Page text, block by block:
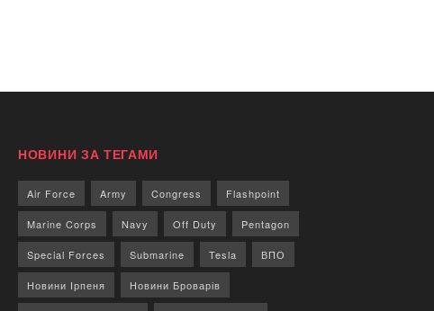
НОВИНИ ЗА ТЕГАМИ
Air Force Army Congress Flashpoint
Marine Corps Navy Off Duty Pentagon
Special Forces Submarine Tesla ВПО
Новини Ірпеня Новини Броварів